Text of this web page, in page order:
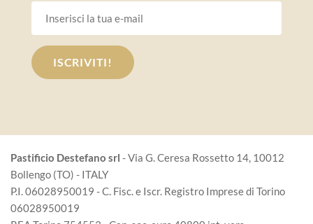
Pastificio Destefano srl - Via G. Ceresa Rossetto 14, 10012
Bollengo (TO) - ITALY
P.I. 06028950019 - C. Fisc. e Iscr. Registro Imprese di Torino
06028950019